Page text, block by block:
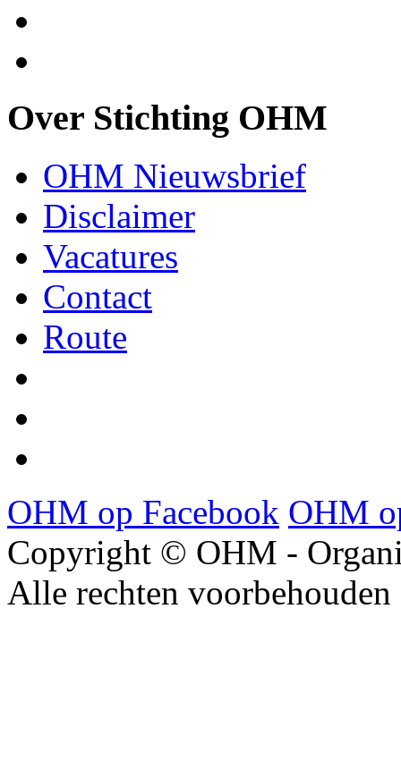
Over Stichting OHM
OHM Nieuwsbrief
Disclaimer
Vacatures
Contact
Route
OHM op Facebook OHM
Copyright © OHM -
Alle rechten